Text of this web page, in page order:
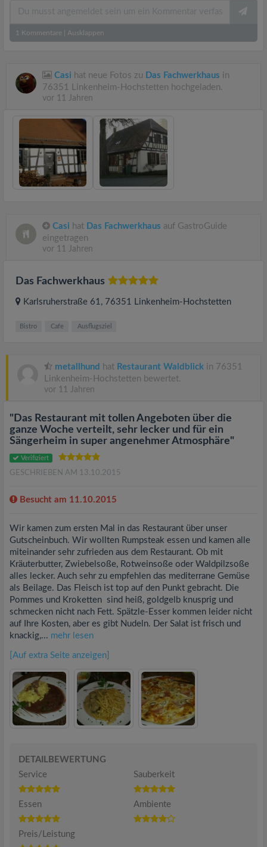
1 Kommentare Ausklappen
Casi hat neue Fotos zu Das Fachwerkhaus in
76351 Linkenheim-Hochstetten hochgeladen.
vor 11 Jahren
Casi hat Das Fachwerkhaus auf GastroGuide
eingetragen
vor 11 Jahren
Das Fachwerkhaus
Karlsruherstraße 61 , 76351 Linkenheim-Hochstetten
Bistro Cafe Ausflugsziel
metallhund hat Restaurant Waldblick in 76351
Linkenheim-Hochstetten bewertet.
vor 11 Jahren
"Das Restaurant mit tollen Angeboten über die
ganze Woche verteilt, sehr lecker und für ein
Sängerheim in super angenehmer Atmosphäre"
Verifiziert
GESCHRIEBEN AM 13.10.2015
Besucht am 11.10.2015
Wir kamen zum ersten Mal in das Restaurant über unser
Gutscheinbuch. Wir wollten Rumpsteak essen und kamen alle
miteinander sehr zufrieden aus dem Restaurant. Ob mit
Kräuterbutter, Zwiebelsoße, Rotweinsoße oder Waldpilzsoße
alles lecker. Auch sehr zu empfehlen das mediterrane Gemüse
als Beilage. Das Fleisch ist top auf den Punkt gebracht. Die
Pommes und Kroketten sind heiß, goldgelb knusprig und
schmecken nicht nach Fett. Spätzle-Esser kommen leider nicht
auf Ihre Kosten, aber es gibt Nudeln. Der Salat ist frisch und
knackig,... mehr lesen
[Auf extra Seite anzeigen]
DETAILBEWERTUNG
Service
Sauberkeit
Essen Ambiente
Preis/Leistung